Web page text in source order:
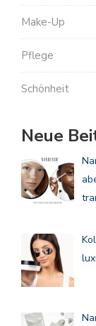
Make-Up
Pflege
Schönheit
Neue